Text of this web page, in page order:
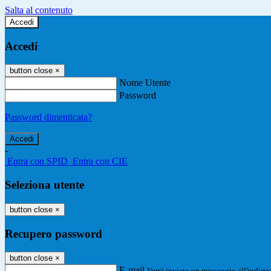
Salta al contenuto
Accedi
Accedi
button close ×
Nome Utente
Password
Password dimenticata?
-
Entra con SPID Entra con CIE
Seleziona utente
button close ×
Recupero password
button close ×